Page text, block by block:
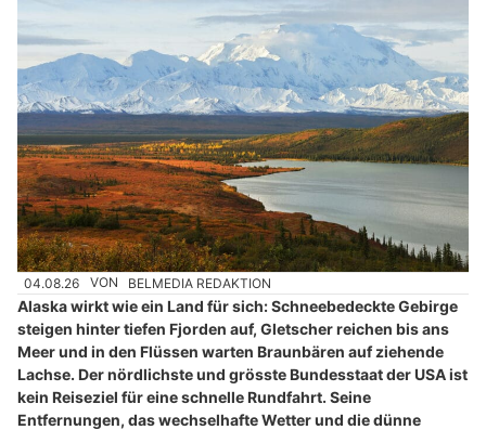
04.08.26 VON BELMEDIA REDAKTION
Alaska wirkt wie ein Land für sich: Schneebedeckte Gebirge
steigen hinter tiefen Fjorden auf, Gletscher reichen bis ans
Meer und in den Flüssen warten Braunbären auf ziehende
Lachse. Der nördlichste und grösste Bundesstaat der USA ist
kein Reiseziel für eine schnelle Rundfahrt. Seine
Entfernungen, das wechselhafte Wetter und die dünne